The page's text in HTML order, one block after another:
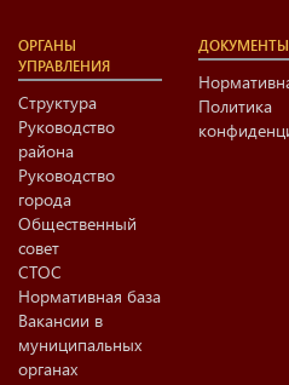
ОРГАНЫ
УПРАВЛЕНИЯ
Структура
Руководство
района
Руководство
города
Общественный
совет
СТОС
Нормативная база
Вакансии в
муниципальных
органах
ДОКУМЕНТЫ
Политика